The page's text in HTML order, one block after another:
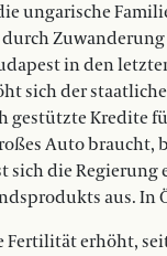
ungarische
in den
sich der
gestützte Kredite
Auto braucht,
sich die
aus. In
erhöht,